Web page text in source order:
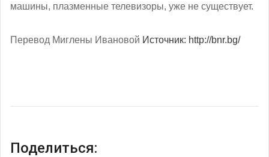
машины, плазменные телевизоры, уже не существует.
Перевод Миглены Ивановой Источник: http://bnr.bg/
Поделиться: